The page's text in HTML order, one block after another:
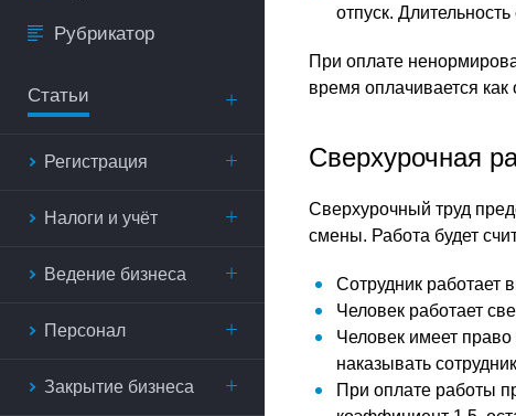
Рубрикатор
Статьи
Регистрация
Налоги и учёт
Ведение бизнеса
Персонал
Закрытие бизнеса
отпуск.
При оплате
время оплачивается как
Сверхурочная
Сверхурочный труд
смены. Работа будет
Сотрудник работает
Человек работает
Человек имеет право
наказывать
При оплате работы